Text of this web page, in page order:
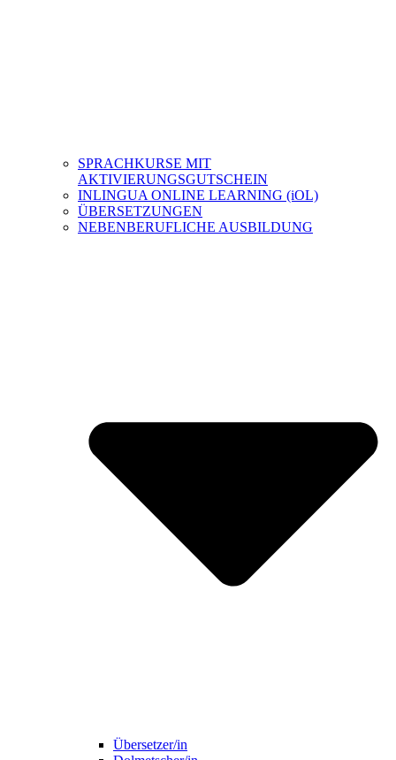
SPRACHKURSE MIT
AKTIVIERUNGSGUTSCHEIN
INLINGUA ONLINE LEARNING (iOL)
ÜBERSETZUNGEN
NEBENBERUFLICHE AUSBILDUNG
Übersetzer/in